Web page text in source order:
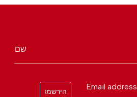
שם
Email address
הירשמו